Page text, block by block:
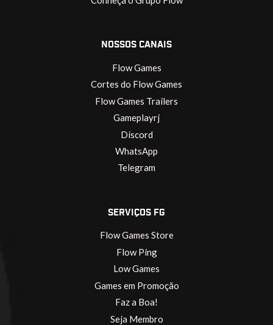
NOSSOS CANAIS
Flow Games
Cortes do Flow Games
Flow Games Trailers
Gameplayrj
Discord
WhatsApp
Telegram
SERVIÇOS FG
Flow Games Store
Flow Ping
Low Games
Games em Promoção
Faz a Boa!
Seja Membro